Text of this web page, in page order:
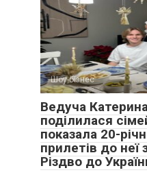
Шоу-бізнес
Ведуча
поділилася
показала 20-
прилетів до неї
Різдво до